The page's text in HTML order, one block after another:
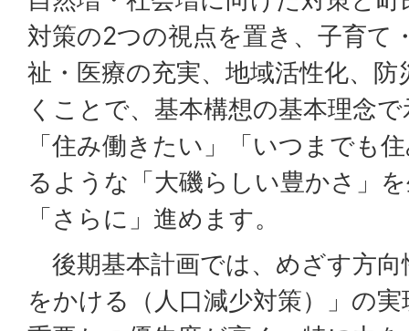
対策の2つの視点を置き、子育て
祉・医療の充実、地域活性化、
くことで、基本構想の基本理念
「住み働きたい」「いつまでも
るような「大磯らしい豊かさ」
「さらに」進めます。
後期基本計画では、めざす方向
をかける（人口減少対策）」の